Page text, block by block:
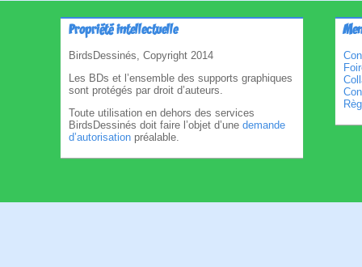
Propriété intellectuelle
BirdsDessinés, Copyright 2014
Les BDs et l’ensemble des supports graphiques
sont protégés par droit d’auteurs.
Toute utilisation en dehors des services
BirdsDessinés doit faire l’objet d’une demande
d’autorisation préalable.